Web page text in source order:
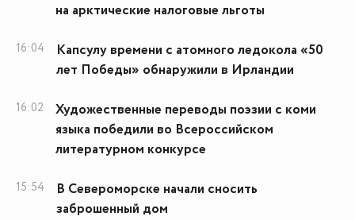
на арктические налоговые льготы
16:04
Капсулу времени с атомного ледокола «50
лет Победы» обнаружили в Ирландии
16:02
Художественные переводы поэзии с коми
языка победили во Всероссийском
литературном конкурсе
15:54
В Североморске начали сносить
заброшенный дом